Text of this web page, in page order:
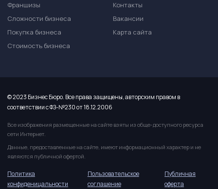
Франшизы
Сложности бизнеса
Покупка бизнеса
Стоимость бизнеса
Контакты
Вакансии
Карта сайта
© 2023 Бизнес Бюро. Все права защищены, авторским правом в
соответствии с ФЗ-№230 от 18.12.2006
Все изображения размещенные на сайте взяты из обще-доступного ресурса
сети Интернет.
Данные, предоставленные на сайте, имеют информационный характер и не
являются публичной офертой.
Политика
конфиденицальности
Пользовательское
соглашение
Публичная
оферта